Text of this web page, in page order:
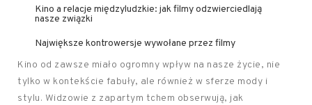
Kino a relacje międzyludzkie: jak filmy odzwierciedlają
nasze związki
Największe kontrowersje wywołane przez filmy
Kino od zawsze miało ogromny wpływ na nasze życie, nie
tylko w kontekście fabuły, ale również w sferze mody i
stylu. Widzowie z zapartym tchem obserwują, jak